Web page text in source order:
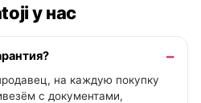
у нас
на каждую покупку
с документами,